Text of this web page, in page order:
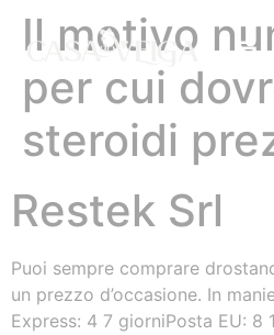
Il motivo
per cui
steroidi
Restek Srl
Puoi sempre comprare
un prezzo d’occasione. In
Express: 4 7 giorniPosta EU: 8